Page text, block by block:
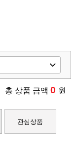
총 상품 금액 0 원
관심상품